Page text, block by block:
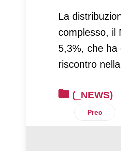
La
complesso, il
5,3%, che ha
riscontro
(_NEWS)
Articolo
Prec